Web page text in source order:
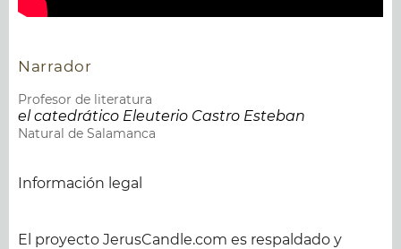
Narrador
Profesor de literatura
el catedrático Eleuterio Castro Esteban
Natural de Salamanca
Información legal
El proyecto JerusCandle.com es respaldado y